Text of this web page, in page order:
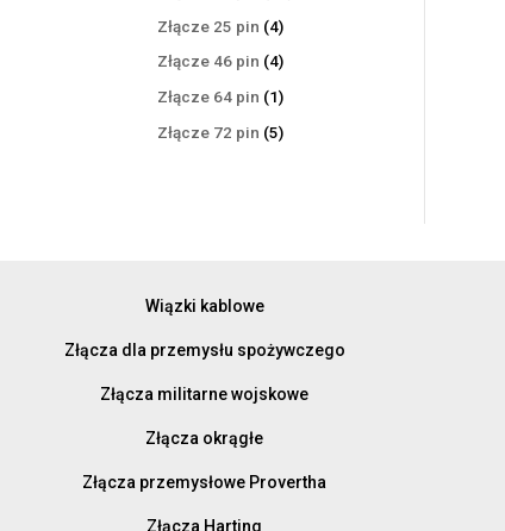
Złącze 25 pin 44
produkty
Złącze 46 pin 44
produkty
Złącze 64 pin 11
produkt
Złącze 72 pin 55
Wiązki kablowe
Złącza dla przemysłu spożywczego
Złącza militarne wojskowe
Złącza okrągłe
Złącza przemysłowe Provertha
Złącza Harting